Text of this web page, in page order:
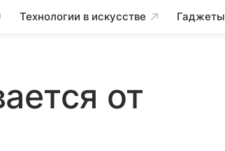
Технологии в искусстве Гаджеты
от